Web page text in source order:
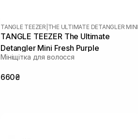
TANGLE TEEZER THE ULTIMATE DETANGLER MINI
TANGLE TEEZER The Ultimate
Detangler Mini Fresh Purple
Мініщітка для волосся
660₴